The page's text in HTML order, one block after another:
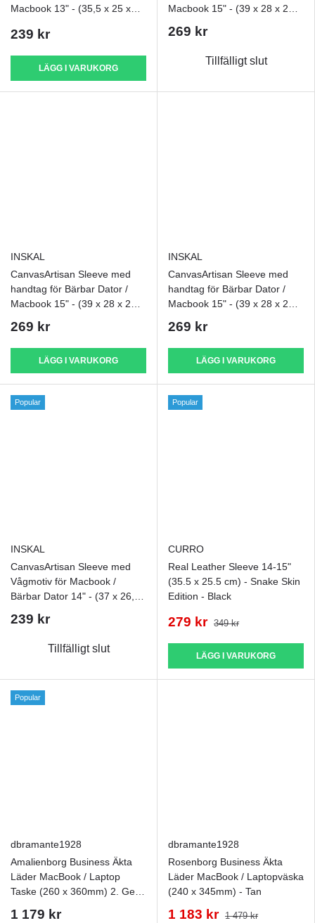
Macbook 13" - (35,5 x 25 x
239 kr
LÄGG I VARUKORG
Macbook 15" - (39 x 28 x 2
cm) - Blå
269 kr
Tillfälligt slut
INSKAL
CanvasArtisan Sleeve med
handtag för Bärbar Dator /
Macbook 15" - (39 x 28 x 2
cm) - Grå
269 kr
LÄGG I VARUKORG
INSKAL
CanvasArtisan Sleeve med
handtag för Bärbar Dator /
Macbook 15" - (39 x 28 x 2
cm) - Svart
269 kr
LÄGG I VARUKORG
Popular
INSKAL
CanvasArtisan Sleeve med
Vågmotiv för Macbook /
Bärbar Dator 14" - (37 x 26,5
x 2 cm) - Blå
239 kr
Tillfälligt slut
Popular
CURRO
Real Leather Sleeve 14-15"
(35.5 x 25.5 cm) - Snake Skin
Edition - Black
279 kr 349 kr
LÄGG I VARUKORG
Popular
dbramante1928
Amalienborg Business Äkta
Läder MacBook / Laptop
Taske (260 x 360mm) 2. Gen
1 179 kr
dbramante1928
Rosenborg Business Äkta
Läder MacBook / Laptopväska
(240 x 345mm) - Tan
1 183 kr 1 479 kr